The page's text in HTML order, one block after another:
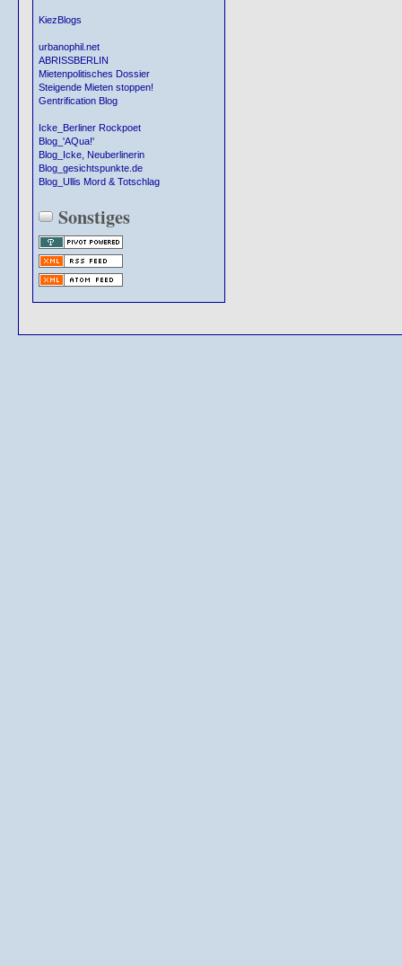
KiezBlogs
urbanophil.net
ABRISSBERLIN
Mietenpolitisches Dossier
Steigende Mieten stoppen!
Gentrification Blog
Icke_Berliner Rockpoet
Blog_'AQua!'
Blog_Icke, Neuberlinerin
Blog_gesichtspunkte.de
Blog_Ullis Mord & Totschlag
Sonstiges